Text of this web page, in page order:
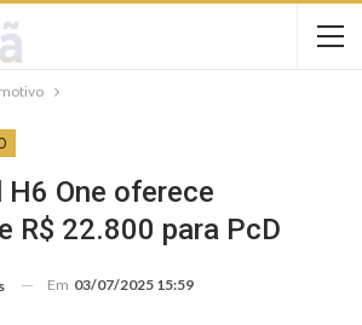
H6 One oferece
R$ 22.800 para PcD
Em 03/07/2025 15:59